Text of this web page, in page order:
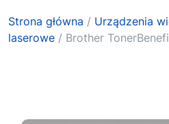
Strona główna / Urządzenia
laserowe / Brother